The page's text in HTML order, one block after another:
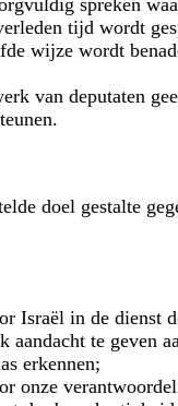
tijd wordt
wijze wordt
van deputaten
doel gestalte
Israël in de dienst
aandacht te geven
erkennen;
onze